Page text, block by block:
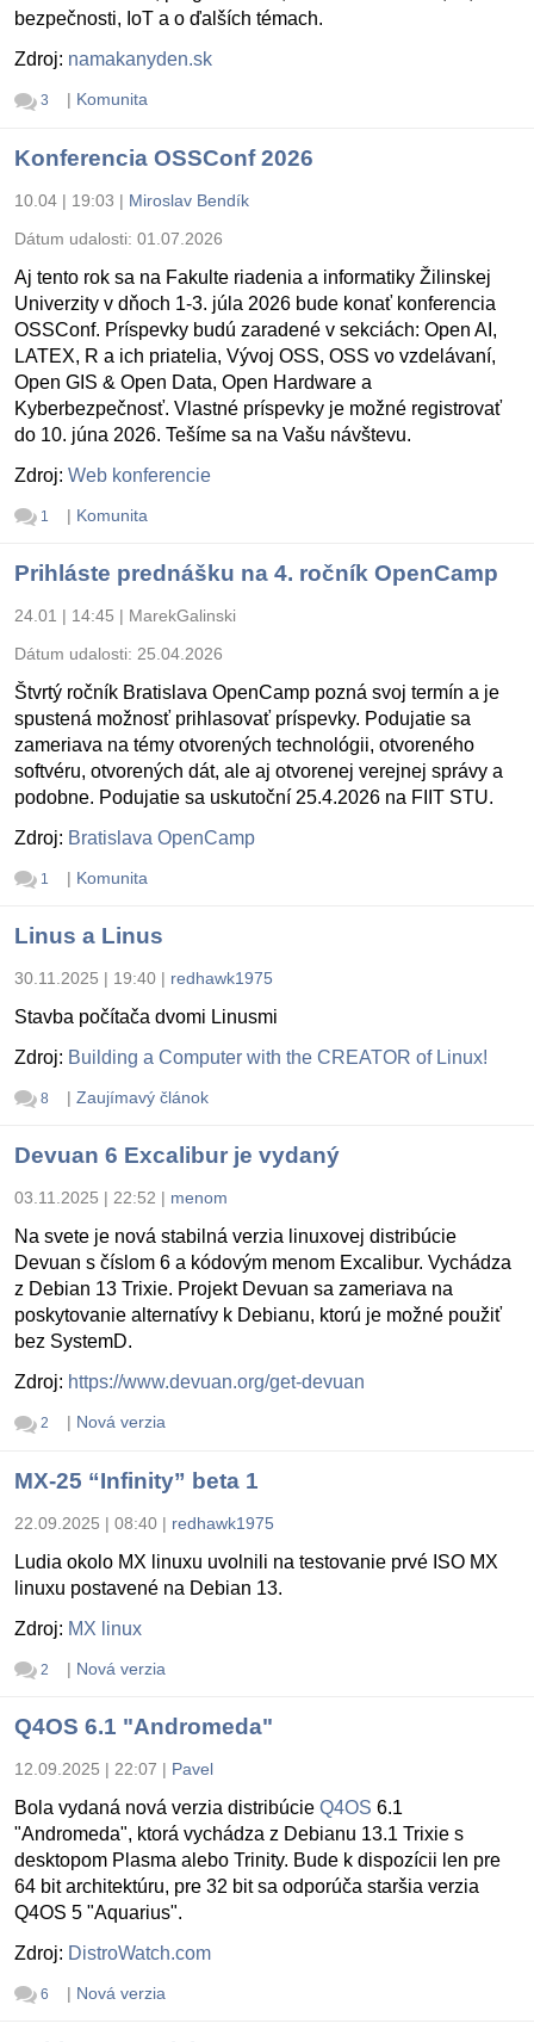
bezpečnosti, IoT a o ďalších témach.
Zdroj: namakanyden.sk
3 | Komunita
Konferencia OSSConf 2026
10.04 | 19:03 | Miroslav Bendík
Dátum udalosti: 01.07.2026
Aj tento rok sa na Fakulte riadenia a informatiky Žilinskej
Univerzity v dňoch 1-3. júla 2026 bude konať konferencia
OSSConf. Príspevky budú zaradené v sekciách: Open AI,
LATEX, R a ich priatelia, Vývoj OSS, OSS vo vzdelávaní,
Open GIS & Open Data, Open Hardware a
Kyberbezpečnosť. Vlastné príspevky je možné registrovať
do 10. júna 2026. Tešíme sa na Vašu návštevu.
Zdroj: Web konferencie
1 | Komunita
Prihláste prednášku na 4. ročník OpenCamp
24.01 | 14:45 | MarekGalinski
Dátum udalosti: 25.04.2026
Štvrtý ročník Bratislava OpenCamp pozná svoj termín a je
spustená možnosť prihlasovať príspevky. Podujatie sa
zameriava na témy otvorených technológii, otvoreného
softvéru, otvorených dát, ale aj otvorenej verejnej správy a
podobne. Podujatie sa uskutoční 25.4.2026 na FIIT STU.
Zdroj: Bratislava OpenCamp
1 | Komunita
Linus a Linus
30.11.2025 | 19:40 | redhawk1975
Stavba počítača dvomi Linusmi
Zdroj: Building a Computer with the CREATOR of Linux!
8 | Zaujímavý článok
Devuan 6 Excalibur je vydaný
03.11.2025 | 22:52 | menom
Na svete je nová stabilná verzia linuxovej distribúcie
Devuan s číslom 6 a kódovým menom Excalibur. Vychádza
z Debian 13 Trixie. Projekt Devuan sa zameriava na
poskytovanie alternatívy k Debianu, ktorú je možné použiť
bez SystemD.
Zdroj: https://www.devuan.org/get-devuan
2 | Nová verzia
MX-25 “Infinity” beta 1
22.09.2025 | 08:40 | redhawk1975
Ludia okolo MX linuxu uvolnili na testovanie prvé ISO MX
linuxu postavené na Debian 13.
Zdroj: MX linux
2 | Nová verzia
Q4OS 6.1 "Andromeda"
12.09.2025 | 22:07 | Pavel
Bola vydaná nová verzia distribúcie Q4OS 6.1
"Andromeda", ktorá vychádza z Debianu 13.1 Trixie s
desktopom Plasma alebo Trinity. Bude k dispozícii len pre
64 bit architektúru, pre 32 bit sa odporúča staršia verzia
Q4OS 5 "Aquarius".
Zdroj: DistroWatch.com
6 | Nová verzia